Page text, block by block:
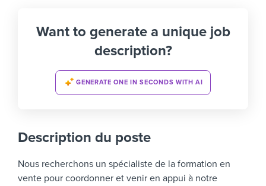
Want to generate a unique job
description?
GENERATE ONE IN SECONDS WITH AI
Description du poste
Nous recherchons un spécialiste de la formation en
vente pour coordonner et venir en appui à notre